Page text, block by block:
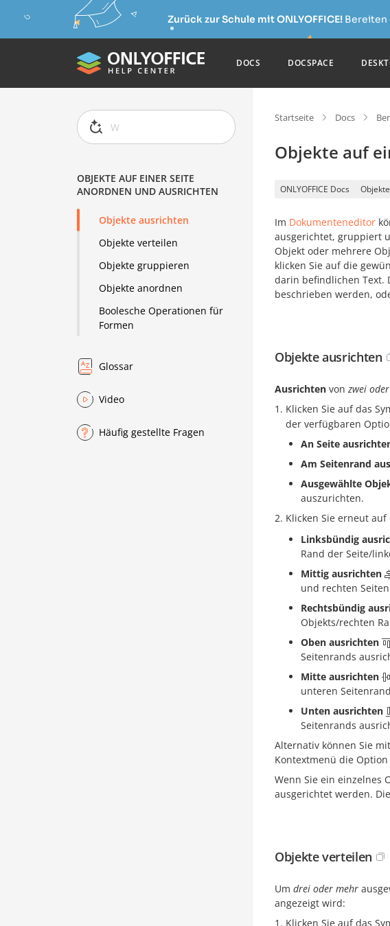
Zurück zur Schule mit ONLYOFFICE!Bereiten
DOCS DOCSPACE
OBJEKTE AUF EINER SEITE
ANORDNEN UND AUSRICHTEN
Objekte ausrichten
Objekte verteilen
Objekte gruppieren
Objekte anordnen
Boolesche Operationen für
Formen
Glossar
Video
Häufig gestellte Fragen
Startseite Docs
Objekte auf
ONLYOFFICE Docs
Im Dokumenteneditor
ausgerichtet, gruppiert
Objekt oder mehrere
klicken Sie auf die
darin befindlichen Text.
beschrieben werden,
Objekte ausrichten
Ausrichten von zwei
Klicken Sie auf das
der verfügbaren
An Seite
Am Seitenrand
Ausgewählte
auszurichten.
Klicken Sie erneut auf
Linksbündig
Rand der Seite/
Mittig ausrichten
und rechten
Rechtsbündig
Objekts/rechten
Oben ausrichten
Seitenrands
Mitte ausrichten
unteren
Unten ausrichten
Seitenrands
Alternativ können Sie
Kontextmenü die Option
Wenn Sie ein einzelnes
ausgerichtet werden.
Objekte verteilen
Um drei oder mehr
angezeigt wird:
Klicken Sie auf das